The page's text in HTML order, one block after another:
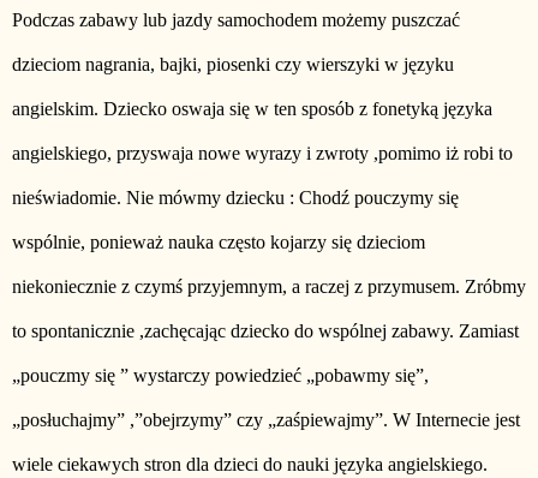
Podczas zabawy lub jazdy samochodem możemy puszczać
dzieciom nagrania, bajki, piosenki czy wierszyki w języku
angielskim. Dziecko oswaja się w ten sposób z fonetyką języka
angielskiego, przyswaja nowe wyrazy i zwroty ,pomimo iż robi to
nieświadomie. Nie mówmy dziecku : Chodź pouczymy się
wspólnie, ponieważ nauka często kojarzy się dzieciom
niekoniecznie z czymś przyjemnym, a raczej z przymusem. Zróbmy
to spontanicznie ,zachęcając dziecko do wspólnej zabawy. Zamiast
„pouczmy się ” wystarczy powiedzieć „pobawmy się”,
„posłuchajmy” ,”obejrzymy” czy „zaśpiewajmy”. W Internecie jest
wiele ciekawych stron dla dzieci do nauki języka angielskiego.